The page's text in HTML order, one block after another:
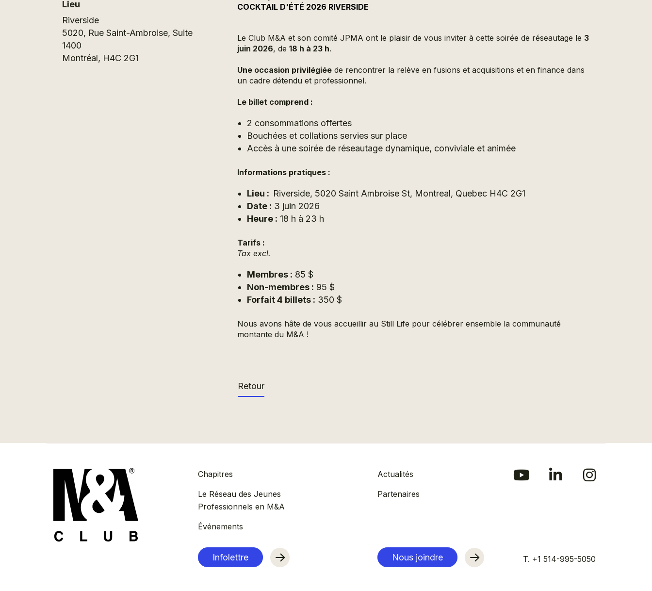
Lieu
Riverside
5020, Rue Saint-Ambroise, Suite
1400
Montréal, H4C 2G1
COCKTAIL D'ÉTÉ 2026 RIVERSIDE
Le Club M&A et son comité JPMA ont le plaisir de vous inviter à cette soirée de réseautage le 3
juin 2026, de 18 h à 23 h.
Une occasion privilégiée de rencontrer la relève en fusions et acquisitions et en finance dans
un cadre détendu et professionnel.
Le billet comprend :
2 consommations offertes
Bouchées et collations servies sur place
Accès à une soirée de réseautage dynamique, conviviale et animée
Informations pratiques :
Lieu : Riverside, 5020 Saint Ambroise St, Montreal, Quebec H4C 2G1
Date : 3 juin 2026
Heure : 18 h à 23 h
Tarifs :
Tax excl.
Membres : 85 $
Non-membres : 95 $
Forfait 4 billets : 350 $
Nous avons hâte de vous accueillir au Still Life pour célébrer ensemble la communauté
montante du M&A !
Retour
Chapitres
Le Réseau des Jeunes
Professionnels en M&A
Événements
Infolettre
Actualités
Partenaires
Nous joindre T. +1 514-995-5050